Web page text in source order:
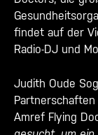
findet auf der
Radio-DJ und
Judith Oude
Amref Flying